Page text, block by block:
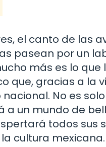
el canto de las
pasean por un
más es lo que
que, gracias a la
No es
a un mundo de
todos sus
cultura mexicana.